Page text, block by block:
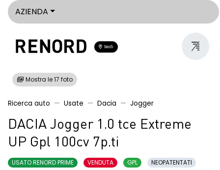
AZIENDA
Sedi
Mostra le 17 foto
Ricerca auto Usate Dacia Jogger
DACIA Jogger 1.0 tce Extreme
UP Gpl 100cv 7p.ti
USATO RENORD PRIME VENDUTA GPL NEOPATENTATI